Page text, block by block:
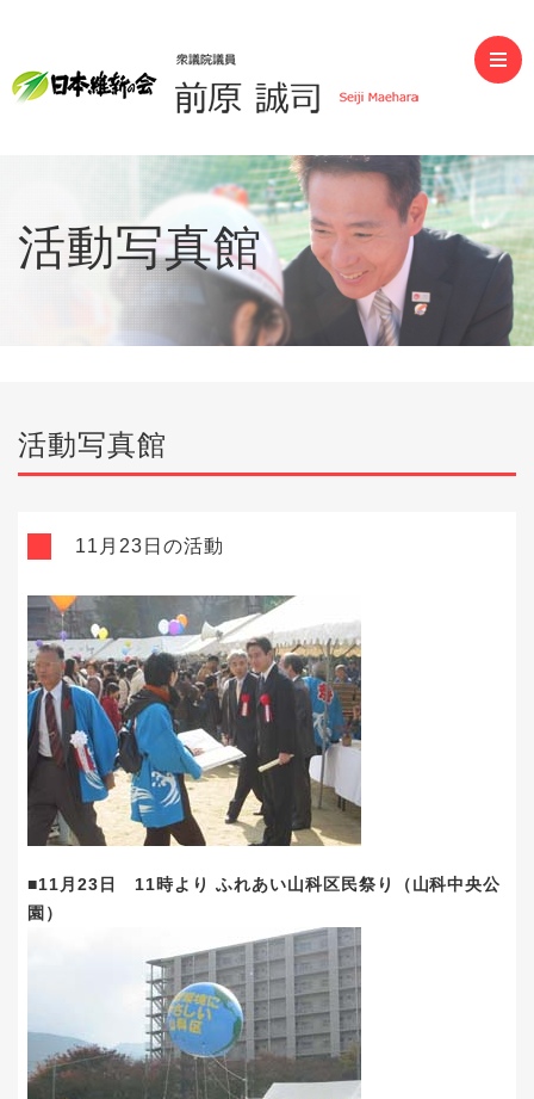
前原誠司（衆議院議員）
活動写真館
活動写真館
11月23日の活動
■11月23日 11時より ふれあい山科区民祭り（山科中央公
園）